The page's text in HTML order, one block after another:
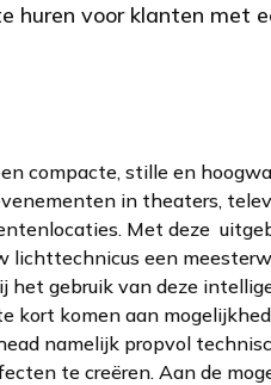
huren voor klanten met
compacte, stille en
in theaters,
Met deze
lichttechnicus een
het gebruik van deze
kort komen aan
namelijk propvol
te creëren. Aan de